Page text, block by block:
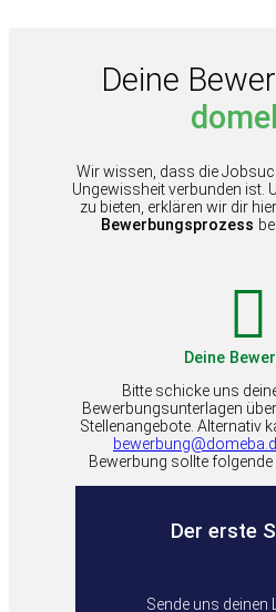
Deine
Wir wissen, dass die
Ungewissheit verbunden ist.
zu bieten, erklären wir dir
Bewerbungsprozess
Deine
Bitte schicke uns
Bewerbungsunterlagen
Stellenangebote. Alternativ
Bewerbung sollte
Der erste
Sende uns deinen